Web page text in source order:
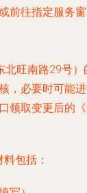
前往指定服务窗
北旺南路29号
，必要时可能进
领取变更后的《
包括：